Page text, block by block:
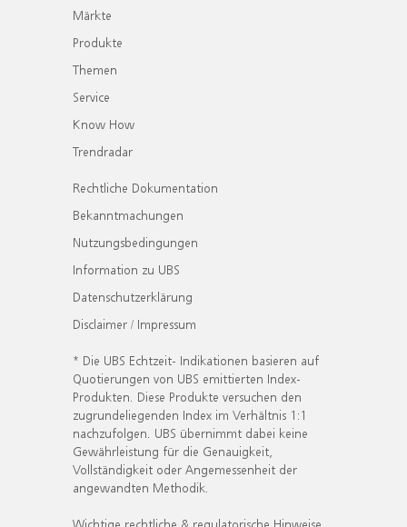
Märkte
Produkte
Themen
Service
Know How
Trendradar
Rechtliche Dokumentation
Bekanntmachungen
Nutzungsbedingungen
Information zu UBS
Datenschutzerklärung
Disclaimer / Impressum
* Die UBS Echtzeit- Indikationen basieren auf
Quotierungen von UBS emittierten Index-
Produkten. Diese Produkte versuchen den
zugrundeliegenden Index im Verhältnis 1:1
nachzufolgen. UBS übernimmt dabei keine
Gewährleistung für die Genauigkeit,
Vollständigkeit oder Angemessenheit der
angewandten Methodik.